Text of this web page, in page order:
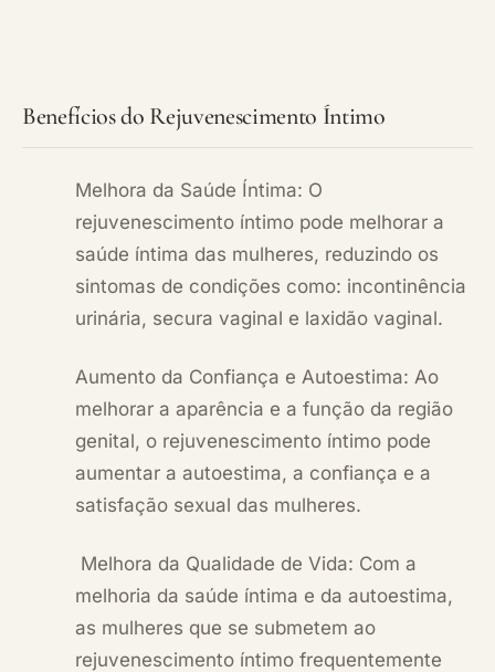
Benefícios do Rejuvenescimento Íntimo
Melhora da Saúde Íntima: O
rejuvenescimento íntimo pode melhorar a
saúde íntima das mulheres, reduzindo os
sintomas de condições como: incontinência
urinária, secura vaginal e laxidão vaginal.
Aumento da Confiança e Autoestima: Ao
melhorar a aparência e a função da região
genital, o rejuvenescimento íntimo pode
aumentar a autoestima, a confiança e a
satisfação sexual das mulheres.
Melhora da Qualidade de Vida: Com a
melhoria da saúde íntima e da autoestima,
as mulheres que se submetem ao
rejuvenescimento íntimo frequentemente